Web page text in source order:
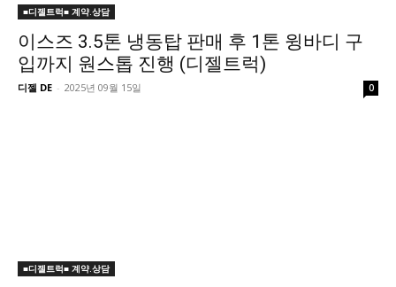
■디젤트럭■ 계약.상담
이스즈 3.5톤 냉동탑 판매 후 1톤 윙바디 구
입까지 원스톱 진행 (디젤트럭)
디젤 DE - 2025년 09월 15일 0
■디젤트럭■ 계약.상담